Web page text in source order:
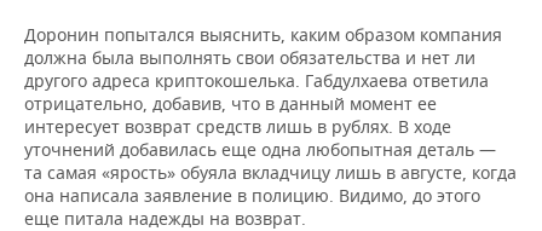
Доронин попытался выяснить, каким образом компания
должна была выполнять свои обязательства и нет ли
другого адреса криптокошелька. Габдулхаева ответила
отрицательно, добавив, что в данный момент ее
интересует возврат средств лишь в рублях. В ходе
уточнений добавилась еще одна любопытная деталь —
та самая «ярость» обуяла вкладчицу лишь в августе, когда
она написала заявление в полицию. Видимо, до этого
еще питала надежды на возврат.